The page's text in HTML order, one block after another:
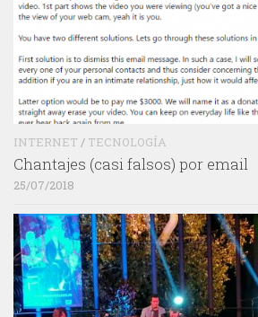
INTERNET / TECNOLOGÍA
Chantajes (casi falsos) por email
25/07/2018